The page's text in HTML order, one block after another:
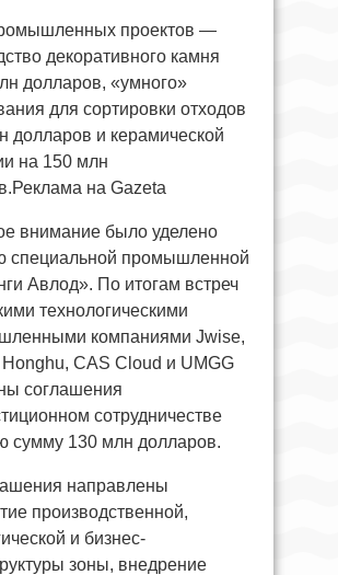
проектов —
декоративного камня
долларов, «умного»
для сортировки отходов
долларов и керамической
на 150 млн
на Gazeta
внимание было уделено
специальной промышленной
Авлод». По итогам встреч
технологическими
компаниями Jwise,
CAS Cloud и UMGG
соглашения
сотрудничестве
сумму 130 млн долларов.
направлены
производственной,
и бизнес-
зоны, внедрение